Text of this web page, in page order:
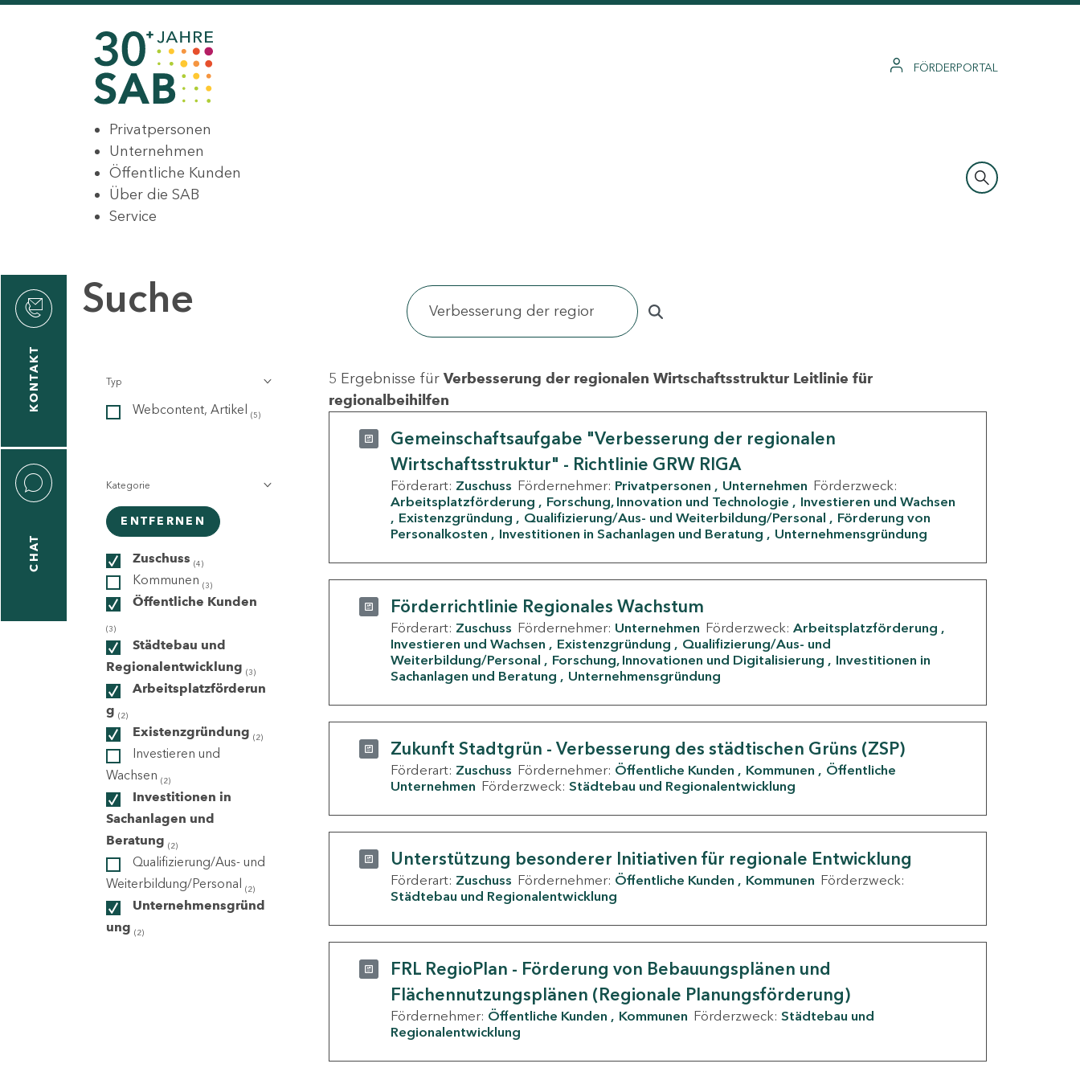
FÖRDERPORTAL
Privatpersonen
Unternehmen
Öffentliche Kunden
Über die SAB
Service
KONTAKT
CHAT
Suche
Typ
Webcontent, Artikel (5)
Kategorie
ENTFERNEN
Zuschuss (4)
Kommunen (3)
Öffentliche Kunden
(3)
Städtebau und
Regionalentwicklung (3)
Arbeitsplatzförderun
g (2)
Existenzgründung (2)
Investieren und
Wachsen (2)
Investitionen in
Sachanlagen und
Beratung (2)
Qualifizierung/Aus- und
Weiterbildung/Personal (2)
Unternehmensgründ
ung (2)
5 Ergebnisse für Verbesserung der regionalen Wirtschaftsstruktur Leitlinie für
regionalbeihilfen
Gemeinschaftsaufgabe "Verbesserung der regionalen
Wirtschaftsstruktur" - Richtlinie GRW RIGA
Förderart: Zuschuss Fördernehmer: Privatpersonen Unternehmen Förderzweck:
Arbeitsplatzförderung
Forschung, Innovation und Technologie
Investieren und Wachsen
Existenzgründung
Qualifizierung/Aus- und Weiterbildung/Personal
Förderung von
Personalkosten
Investitionen in Sachanlagen und Beratung Unternehmensgründung
Förderrichtlinie Regionales Wachstum
Förderart: Zuschuss Fördernehmer: Unternehmen Förderzweck: Arbeitsplatzförderung
Investieren und Wachsen
Existenzgründung
Qualifizierung/Aus- und
Weiterbildung/Personal
Forschung, Innovationen und Digitalisierung
Investitionen in
Sachanlagen und Beratung
Unternehmensgründung
Zukunft Stadtgrün - Verbesserung des städtischen Grüns (ZSP)
Förderart: Zuschuss Fördernehmer: Öffentliche Kunden Kommunen
Öffentliche
Unternehmen Förderzweck: Städtebau und Regionalentwicklung
Unterstützung besonderer Initiativen für regionale Entwicklung
Förderart: Zuschuss Fördernehmer: Öffentliche Kunden Kommunen Förderzweck:
Städtebau und Regionalentwicklung
FRL RegioPlan - Förderung von Bebauungsplänen und
Flächennutzungsplänen (Regionale Planungsförderung)
Fördernehmer: Öffentliche Kunden Kommunen Förderzweck: Städtebau und
Regionalentwicklung